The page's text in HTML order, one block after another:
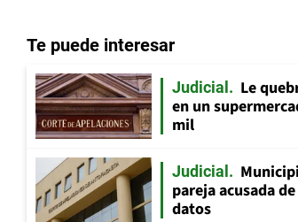
Te puede interesar
Judicial
Le
en un
mil
Judicial
pareja acusada
datos